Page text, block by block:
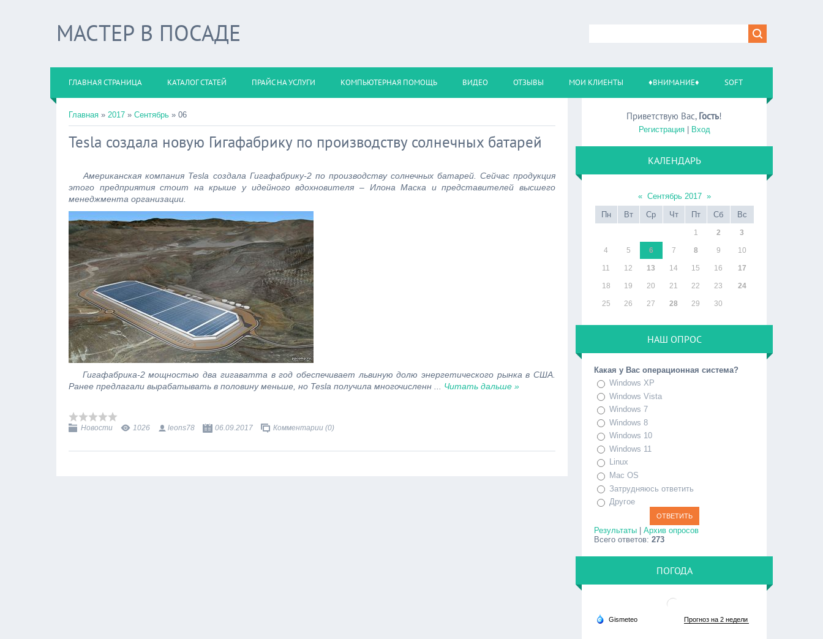
МАСТЕР В ПОСАДЕ
ГЛАВНАЯ СТРАНИЦА КАТАЛОГ СТАТЕЙ ПРАЙС НА УСЛУГИ КОМПЬЮТЕРНАЯ ПОМОЩЬ ВИДЕО ОТЗЫВЫ МОИ КЛИЕНТЫ ♦ВНИМАНИЕ♦ SOFT
Главная » 2017 » Сентябрь » 06
Tesla создала новую Гигафабрику по производству солнечных батарей
Американская компания Tesla создала Гигафабрику-2 по производству солнечных батарей. Сейчас продукция
этого предприятия стоит на крыше у идейного вдохновителя – Илона Маска и представителей высшего
менеджмента организации.
Гигафабрика-2 мощностью два гигаватта в год обеспечивает львиную долю энергетического рынка в США.
Ранее предлагали вырабатывать в половину меньше, но Tesla получила многочисленн
Читать дальше »
Новости 1026 leons78 06.09.2017 Комментарии (0)
Приветствую Вас, Гость!
Регистрация| Вход
КАЛЕНДАРЬ
« Сентябрь 2017 »
Пн
Вт Ср Чт Пт Сб Вс
1 2 3
4 5 6 7 8 9 10
11 12 13 14 15 16 17
18 19 20 21 22 23 24
25 26 27 28 29 30
НАШ ОПРОС
Какая у Вас операционная система?
Windows XP
Windows Vista
Windows 7
Windows 8
Windows 10
Windows 11
Linux
Mac OS
Затрудняюсь ответить
Другое
Результаты |Архив опросов
Всего ответов:273
ПОГОДА